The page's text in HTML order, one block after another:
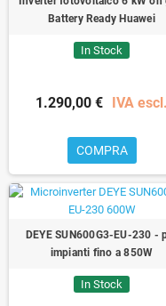
Battery Ready Huawei
In Stock
1.290,00 € IVA escl.
COMPRA
DEYE SUN600G3-EU-230 -
impianti fino a 850W
In Stock